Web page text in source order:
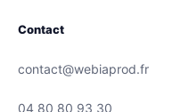
Contact
contact@webiaprod.fr
04 80 80 93 30